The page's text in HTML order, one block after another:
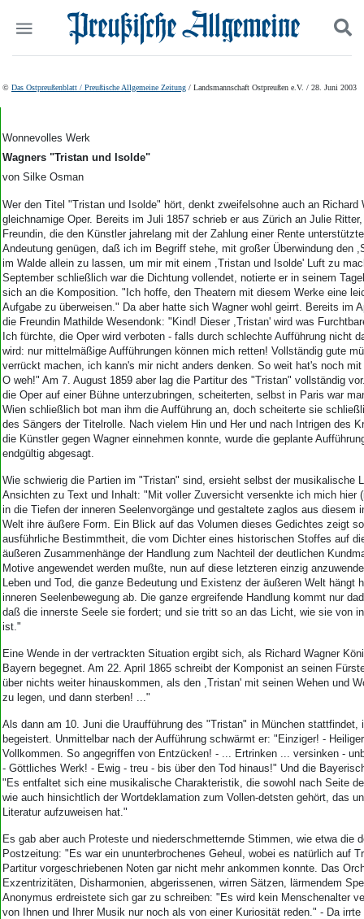
Start
Wer wir sind
Aktuelle Ausgabe
Abonnenten-Login
Abonnent werden
Abo Prämien
Archiv
Politik
Gesellschaft
Ostpreußen
Pommern
Berlin-Brandenburg
Schlesien
Danzig und Westpreußen
Bücher
Kontakt
Impressum
Datenschutz
Suchen und finden
© Das Ostpreußenblatt / Preußische Allgemeine Zeitung / Landsmannschaft Ostpreußen e.V. / 28. Juni 2003
Wonnevolles Werk
Wagners "Tristan und Isolde"
von Silke Osman
Wer den Titel "Tristan und Isolde" hört, denkt zweifelsohne auch an Richard
gleichnamige Oper. Bereits im Juli 1857 schrieb er aus Zürich an Julie
Freundin, die den Künstler jahrelang mit der Zahlung einer Rente
Andeutung genügen, daß ich im Begriff stehe, mit großer Überwindung den
im Walde allein zu lassen, um mir mit einem ,Tristan und Isolde' Luft zu
September schließlich war die Dichtung vollendet, notierte er in seinem
sich an die Komposition. "Ich hoffe, den Theatern mit diesem Werke eine
Aufgabe zu überweisen." Da aber hatte sich Wagner wohl geirrt. Bereits im
die Freundin Mathilde Wesendonk: "Kind! Dieser ,Tristan' wird was
Ich fürchte, die Oper wird verboten - falls durch schlechte Aufführung nicht
wird: nur mittelmäßige Aufführungen können mich retten! Vollständig gute
verrückt machen, ich kann's mir nicht anders denken. So weit hat's noch
O weh!" Am 7. August 1859 aber lag die Partitur des "Tristan" vollständig
die Oper auf einer Bühne unterzubringen, scheiterten, selbst in Paris war
Wien schließlich bot man ihm die Aufführung an, doch scheiterte sie
des Sängers der Titelrolle. Nach vielem Hin und Her und nach Intrigen des
die Künstler gegen Wagner einnehmen konnte, wurde die geplante
endgültig abgesagt.
Wie schwierig die Partien im "Tristan" sind, ersieht selbst der musikalische
Ansichten zu Text und Inhalt: "Mit voller Zuversicht versenkte ich mich hier
in die Tiefen der inneren Seelenvorgänge und gestaltete zaglos aus diesem
Welt ihre äußere Form. Ein Blick auf das Volumen dieses Gedichtes zeigt
ausführliche Bestimmtheit, die vom Dichter eines historischen Stoffes auf
äußeren Zusammenhänge der Handlung zum Nachteil der deutlichen
Motive angewendet werden mußte, nun auf diese letzteren einzig
Leben und Tod, die ganze Bedeutung und Existenz der äußeren Welt hängt
inneren Seelenbewegung ab. Die ganze ergreifende Handlung kommt nur
daß die innerste Seele sie fordert; und sie tritt so an das Licht, wie sie von
ist."
Eine Wende in der vertrackten Situation ergibt sich, als Richard Wagner
Bayern begegnet. Am 22. April 1865 schreibt der Komponist an seinen
über nichts weiter hinauskommen, als den ,Tristan' mit seinen Wehen und
zu legen, und dann sterben! ..."
Als dann am 10. Juni die Uraufführung des "Tristan" in München stattfindet,
begeistert. Unmittelbar nach der Aufführung schwärmt er: "Einziger! -
Vollkommen. So angegriffen von Entzücken! - ... Ertrinken ... versinken -
- Göttliches Werk! - Ewig - treu - bis über den Tod hinaus!" Und die
"Es entfaltet sich eine musikalische Charakteristik, die sowohl nach Seite
wie auch hinsichtlich der Wortdeklamation zum Vollen-detsten gehört, das
Literatur aufzuweisen hat."
Es gab aber auch Proteste und niederschmetternde Stimmen, wie etwa die
Postzeitung: "Es war ein ununterbrochenes Geheul, wobei es natürlich auf
Partitur vorgeschriebenen Noten gar nicht mehr ankommen konnte. Das
Exzentrizitäten, Disharmonien, abgerissenen, wirren Sätzen, lärmendem
Anonymus erdreistete sich gar zu schreiben: "Es wird kein Menschenalter
von Ihnen und Ihrer Musik nur noch als von einer Kuriosität reden." - Da